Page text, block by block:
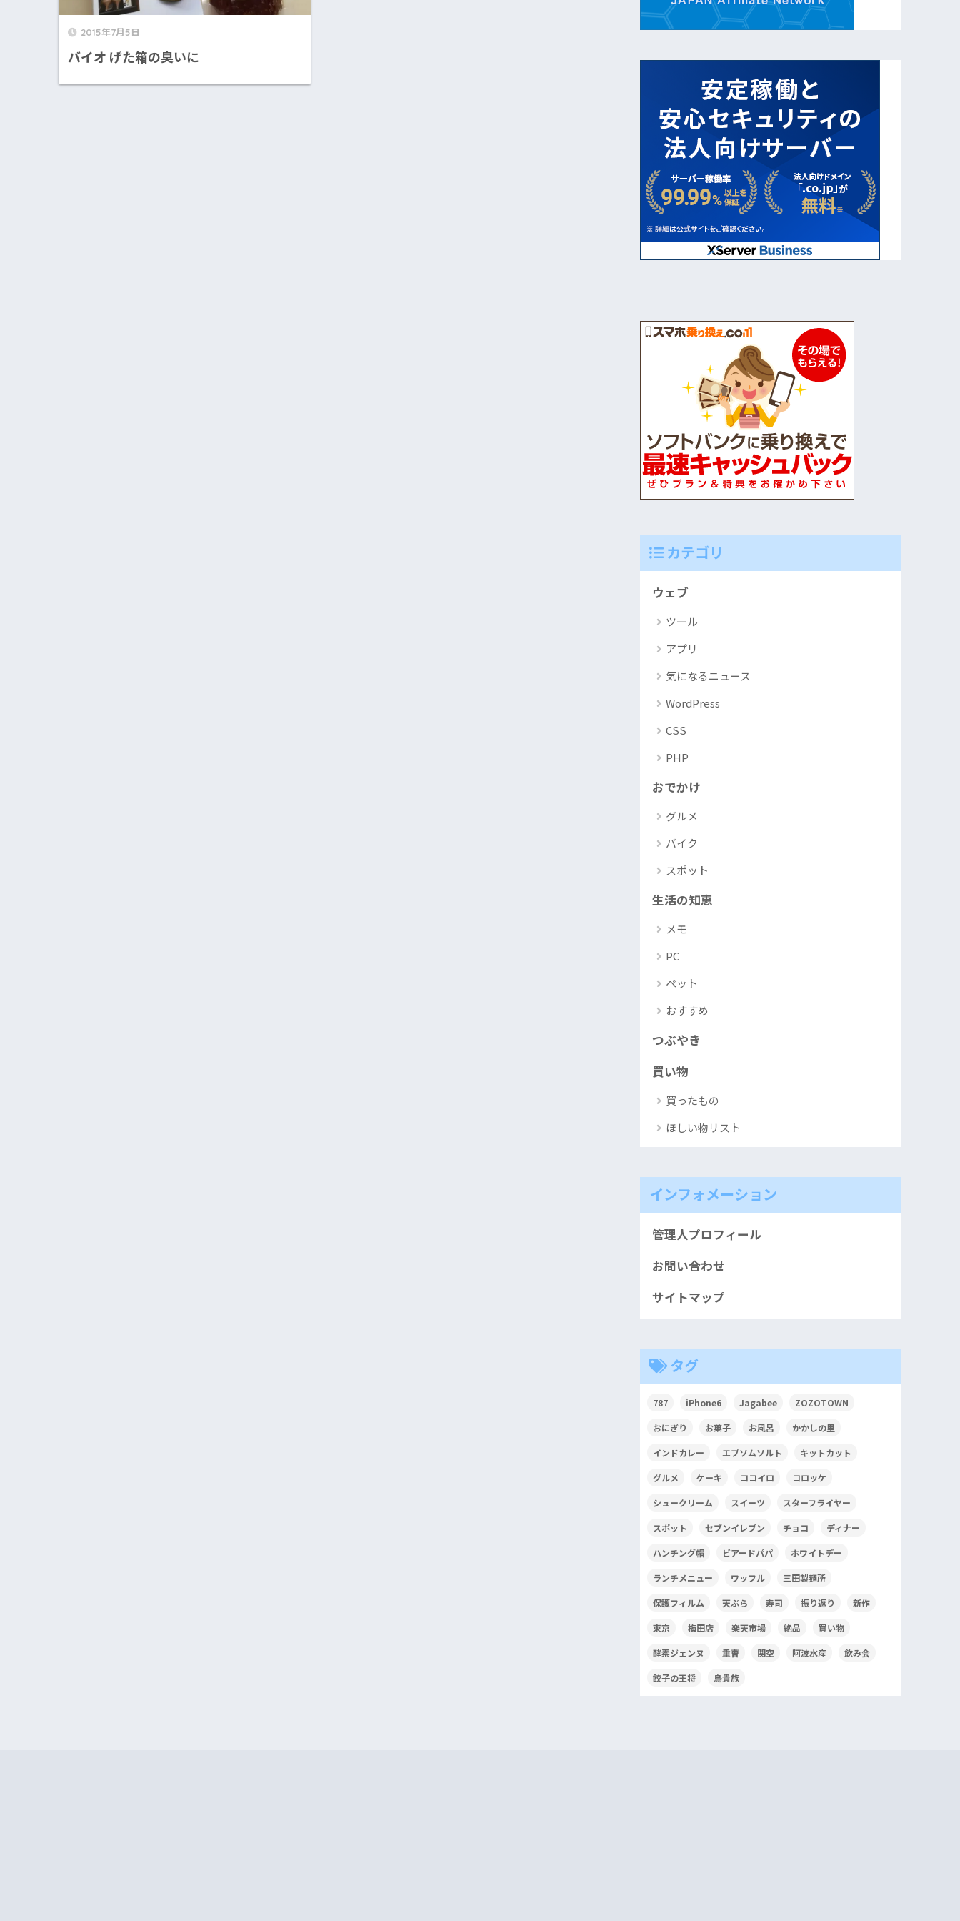
2015年7月5日
バイオ げた箱の臭いに
カテゴリ
ウェブ
ツール
アプリ
気になるニュース
WordPress
CSS
PHP
おでかけ
グルメ
バイク
スポット
生活の知恵
メモ
PC
ペット
おすすめ
つぶやき
買い物
買ったもの
ほしい物リスト
インフォメーション
管理人プロフィール
お問い合わせ
サイトマップ
タグ
787 iPhone6 Jagabee ZOZOTOWN
おにぎり お菓子 お風呂 かかしの里
インドカレー エプソムソルト キットカット
グルメ ケーキ ココイロ コロッケ
シュークリーム スイーツ スターフライヤー
スポット セブンイレブン チョコ ディナー
ハンチング帽 ビアードパパ ホワイトデー
ランチメニュー ワッフル 三田製麺所
保護フィルム 天ぷら 寿司 振り返り 新作
東京 梅田店 楽天市場 絶品 買い物
酵素ジェンヌ 重曹 関空 阿波水産 飲み会
餃子の王将 鳥貴族